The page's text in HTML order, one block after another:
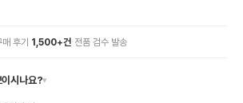
매 후기 1,500+건· 전품 검수 발송
이시나요?▾